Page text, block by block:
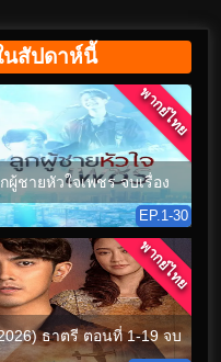
นสัปดาห์นี้
ผู้ชายหัวใจเพชร จบเรื่อง
EP.1-30
พากย์ไทย
ธาตรี ตอนที่ 1-19 จบ
พากย์ไทย